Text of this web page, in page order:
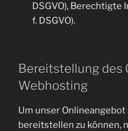
DSGVO), Berechtigte
f. DSGVO).
Bereitstellung des
Webhosting
Um unser
bereitstellen zu können,